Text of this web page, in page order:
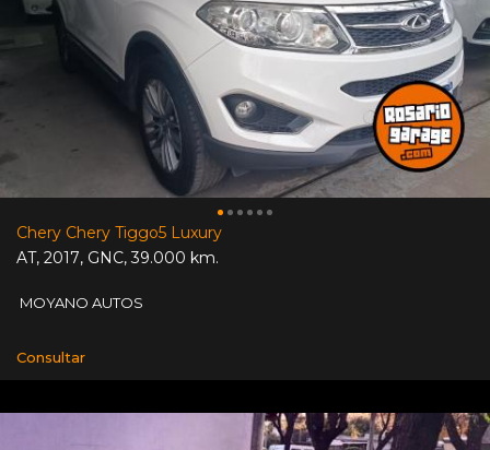
Chery Chery Tiggo5 Luxury
AT, 2017, GNC,39.000 km.
MOYANO AUTOS
Consultar